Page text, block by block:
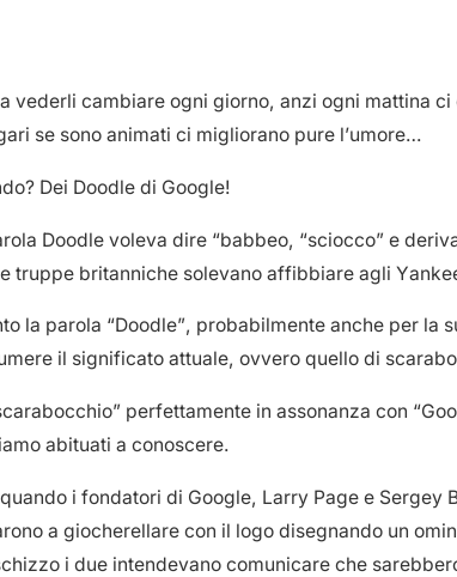
vederli cambiare ogni giorno, anzi ogni mattina
se sono animati ci migliorano pure l’umore…
Dei Doodle di Google!
Doodle voleva dire “babbeo, “sciocco” e
truppe britanniche solevano affibbiare agli
la parola “Doodle”, probabilmente anche per la
il significato attuale, ovvero quello di
perfettamente in assonanza con
abituati a conoscere.
i fondatori di Google, Larry Page e
a giocherellare con il logo disegnando un
i due intendevano comunicare che